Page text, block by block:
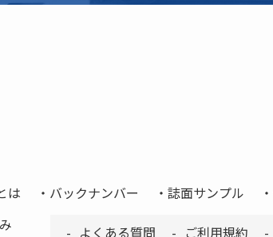
は バックナンバー 誌面サンプル
よくある質問 ご利用規約